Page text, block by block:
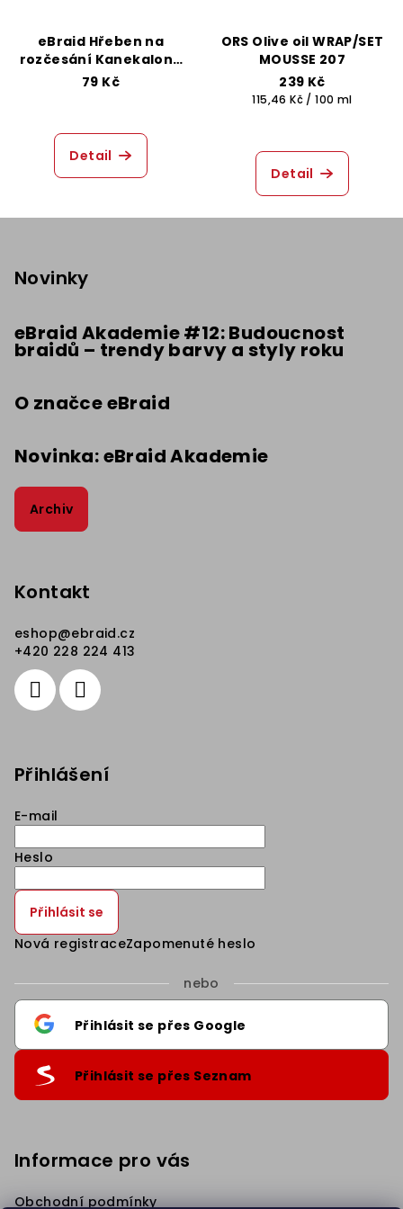
eBraid Hřeben na
rozčesání Kanekalonu
- Růžový
79 Kč
Detail
ORS Olive oil WRAP/SET
MOUSSE 207
239 Kč
Měrná
115,46 Kč / 100 ml
Detail
Novinky
eBraid Akademie #12: Budoucnost
braidů – trendy barvy a styly roku
O značce eBraid
Novinka: eBraid Akademie
Archiv
Kontakt
eshop@ebraid.cz
+420 228 224 413
Přihlášení
E-mail
Heslo
Přihlásit se
Nová registraceZapomenuté heslo
nebo
Přihlásit se přes Google
Přihlásit se přes Seznam
Informace pro vás
Obchodní podmínky